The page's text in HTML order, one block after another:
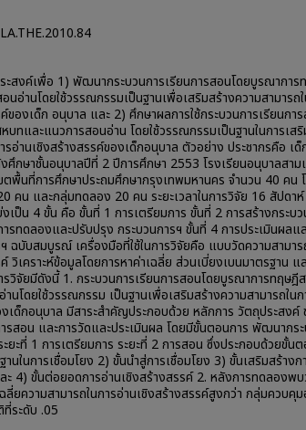
ะสงค์เพื่อ 1) พัฒนากระบวนการเรียนการสอนโดยบูรณาการ
นอ่านโดยใช้วรรณกรรมเป็นฐานเพื่อเสริมสร้างความสามารถ
ของเด็ก อนุบาล และ 2) ศึกษาผลการใช้กระบวนการเรียนกา
ทและแนวการสอนอ่าน โดยใช้วรรณกรรมเป็นฐานในการเส
รอ่านเชิงสร้างสรรค์ของเด็กอนุบาล ตัวอย่าง ประชากรคือ เ
ศึกษาชั้นอนุบาลปีที่ 2 ปีการศึกษา 2553 โรงเรียนอนุบาลสาม
ตพื้นที่การศึกษาประถมศึกษากรุงเทพมหานคร จำนวน 40 คน
คน และกลุ่มทดลอง 20 คน ระยะเวลาในการวิจัย 16 สัปดา
เป็น 4 ขั้น คือ ขั้นที่ 1 การเตรียมการ ขั้นที่ 2 การสร้างกระบ
รทดลองและปรับปรุง กระบวนการฯ ขั้นที่ 4 การประเมินผลแ
ฉบับสมบูรณ์ เครื่องมือที่ใช้ในการวิจัยคือ แบบวัดความสามาร
วิเคราะห์ข้อมูลโดยการหาค่าเฉลี่ย ส่วนเบี่ยงเบนมาตรฐาน แ
วิจัยมีดังนี้ 1. กระบวนการเรียนการสอนโดยบูรณาการทฤษฎี
นโดยใช้วรรณกรรม เป็นฐานเพื่อเสริมสร้างความสามารถใน
งเด็กอนุบาล มีสาระสำคัญประกอบด้วย หลักการ วัตถุประสง
รสอน และการวัดและประเมินผล โดยมีขั้นตอนการ พัฒนากร
ะยะที่ 1 การเตรียมการ ระยะที่ 2 การสอน ซึ่งประกอบด้วยขั้น
นในการเชื่อมโยง 2) ขั้นนำสู่การเชื่อมโยง 3) ขั้นเสริมสร้างก
ะ 4) ขั้นต่อยอดการอ่านเชิงสร้างสรรค์ 2. หลังการทดลองพ
ยความสามารถในการอ่านเชิงสร้างสรรค์สูงกว่า กลุ่มควบคุ
ระดับ .05